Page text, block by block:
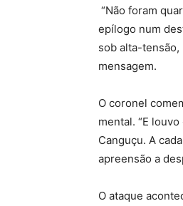
“Não foram
epílogo num
sob alta-
mensagem.
O coronel
mental. “E
Canguçu. A
apreensão a
O ataque